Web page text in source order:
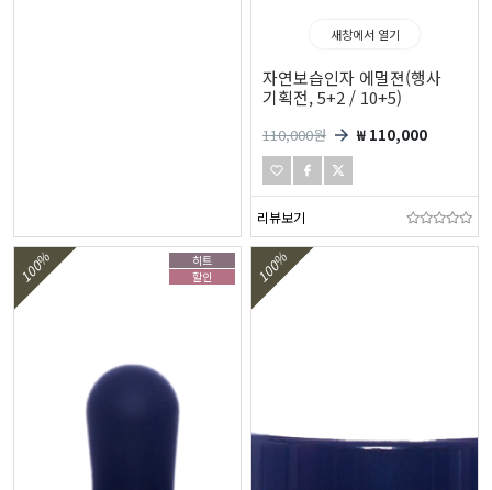
새창에서 열기
자연보습인자 에멀젼(행사
기획전, 5+2 / 10+5)
110,000원 ₩ 110,000
리뷰보기
히트
할인
100% 100%